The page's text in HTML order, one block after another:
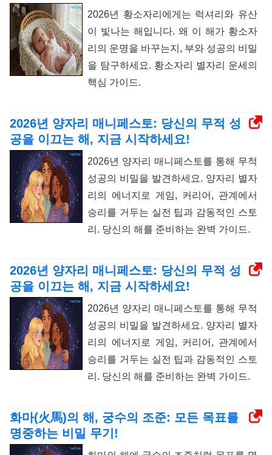
2026년 황소자리에게는 럭셔리와 유산
이 빛나는 해입니다. 왜 이 해가 황소자
리의 운명을 바꾸는지, 부와 성공의 비밀
을 탐구하세요. 황소자리 별자리 운세의
핵심 가이드.
2026년 양자리 매니페스토: 당신의 무적 성
공을 이끄는 해, 지금 시작하세요!
2026년 양자리 매니페스토를 통해 무적
성공의 비밀을 발견하세요. 양자리 별자
리의 에너지로 게임, 커리어, 관계에서
승리를 거두는 실전 팁과 감동적인 스토
리. 당신의 해를 준비하는 완벽 가이드.
2026년 양자리 매니페스토: 당신의 무적 성
공을 이끄는 해, 지금 시작하세요!
2026년 양자리 매니페스토를 통해 무적
성공의 비밀을 발견하세요. 양자리 별자
리의 에너지로 게임, 커리어, 관계에서
승리를 거두는 실전 팁과 감동적인 스토
리. 당신의 해를 준비하는 완벽 가이드.
화마(火馬)의 해, 궁수의 조준: 모든 목표를
명중하는 비밀 무기!